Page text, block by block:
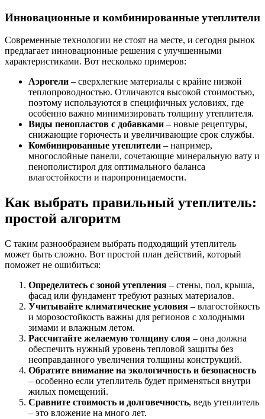
Инновационные и комбинированные утеплители
Современные технологии не стоят на месте, и сегодня рынок
предлагает инновационные решения с улучшенными
характеристиками. Вот несколько примеров:
Аэрогели – сверхлегкие материалы с крайне низкой
теплопроводностью. Отличаются высокой стоимостью,
поэтому используются в специфичных условиях, где
особенно важно минимизировать толщину утеплителя.
Виды пенопластов с добавками – новые рецептуры,
снижающие горючесть и увеличивающие срок службы.
Комбинированные утеплители – например,
многослойные панели, сочетающие минеральную вату и
пенополистирол для оптимального баланса
влагостойкости и паропроницаемости.
Как выбрать правильный утеплитель:
простой алгоритм
С таким разнообразием выбрать подходящий утеплитель
может быть сложно. Вот простой план действий, который
поможет не ошибиться:
Определитесь с зоной утепления – стены, пол, крыша,
фасад или фундамент требуют разных материалов.
Учитывайте климатические условия – влагостойкость
и морозостойкость важны для регионов с холодными
зимами и влажным летом.
Рассчитайте желаемую толщину слоя – она должна
обеспечить нужный уровень тепловой защиты без
неоправданного увеличения толщины конструкций.
Обратите внимание на экологичность и безопасность
– особенно если утеплитель будет применяться внутри
жилых помещений.
Сравните стоимость и долговечность, ведь утеплитель
– это вложение на много лет.